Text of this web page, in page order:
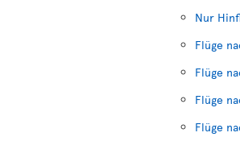
Nur
Flüge
Flüge
Flüge
Flüge